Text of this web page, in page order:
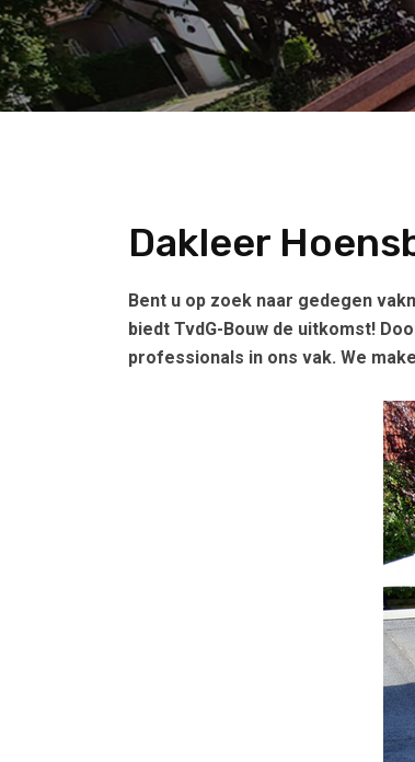
Dakleer
Bent u op zoek naar gedegen
biedt TvdG-Bouw de uitkomst!
professionals in ons vak. We